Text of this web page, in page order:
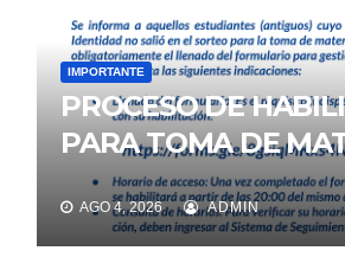
IMPORTANTE
PROCESO DE
PARA TOMA DE
AGO 4, 2026 ADMIN